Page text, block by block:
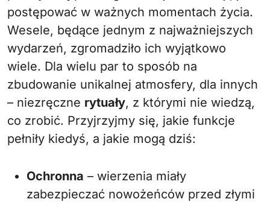
postępować w ważnych momentach życia.
Wesele, będące jednym z najważniejszych
wydarzeń, zgromadziło ich wyjątkowo
wiele. Dla wielu par to sposób na
zbudowanie unikalnej atmosfery, dla innych
– niezręczne rytuały, z którymi nie wiedzą,
co zrobić. Przyjrzyjmy się, jakie funkcje
pełniły kiedyś, a jakie mogą dziś:
Ochronna – wierzenia miały
zabezpieczać nowożeńców przed złymi